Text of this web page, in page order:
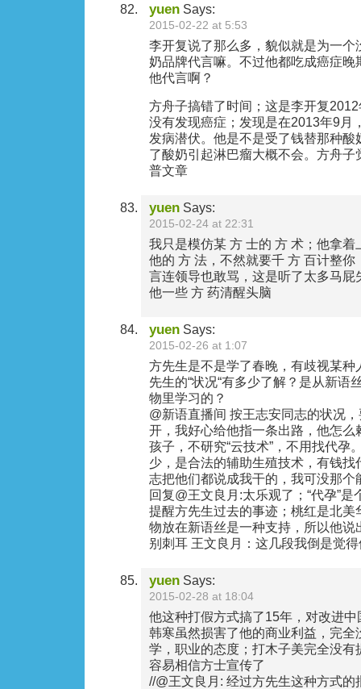
yuen Says:
2015-02-22 at 5:53
李开复说了那么多，貌似就是为一个
奶品牌代言嘛。不过他都吃成癌症晚
他代言啊？
方舟子搞错了时间；这是李开复
没有发现癌症；发现是在2013年9月
发病潜伏。他是不是受了钱替那种酸
了酸奶引起淋巴瘤大概不会。方舟子
普文章
yuen Says:
2015-02-24 at 22:31
我只是模仿某 方 士的 方 术；他拿着
他的 方 法，不然就要千 方 百计整你
言连领导也敢骂，这是听了太多马屁
他一些 方 药清醒头脑
yuen Says:
2015-02-26 at 1:07
方先生是不是学了春晚，有歧视某种
先生的“状况“有多少了解？是从新语
物里学习的？
@新语直播间 按王志安同志的状况
开，我好心给他指一条出路，他怎么
孩子，不研究“云技术”，不用找代孕
少，是合法的辅助生殖技术，有钱找
志把他们都说成我干的，我可没那个
回复@王文良月:太乐观了；“代孕”
提醒方先生过去的事迹；桃红是北美
物放在新语丝是一种支持，所以他说
别刺耳 王文良月：这几段我倒是觉
yuen Says:
2015-02-28 at 18:04
他这种打假方式搞了15年，对改进
韩寒虽然损害了他的商业利益，完全
学，职业的态度；打木子美完全没有
容易相信方士宣传了
//@王文良月: 经过方先生这种方式